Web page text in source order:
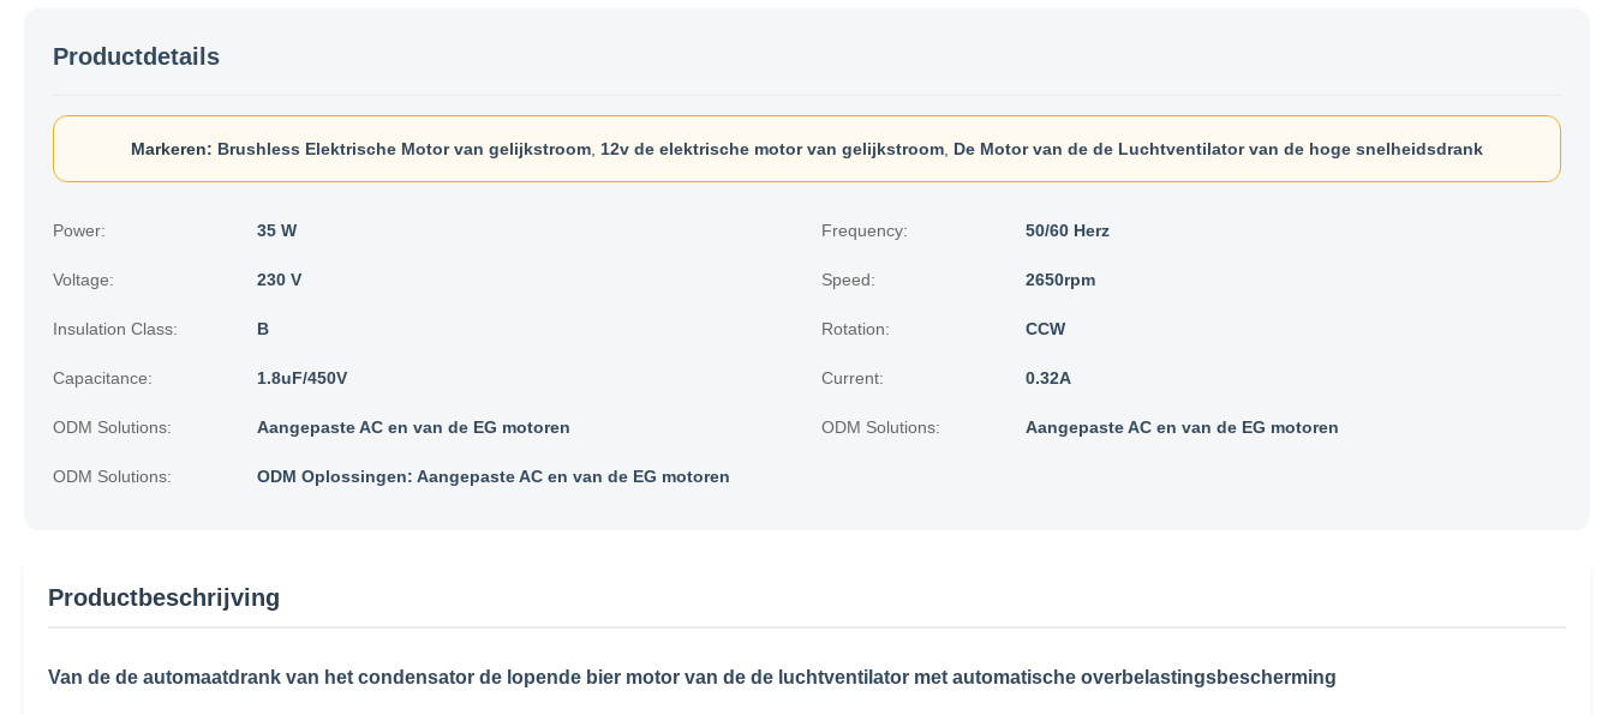
Productdetails
Markeren: Brushless Elektrische Motor van gelijkstroom 12v de elektrische motor van gelijkstroom De Motor van de de Luchtventilator van de hoge snelheidsdrank
Power: 35 W Frequency: 50/60 Herz
Voltage: 230 V Speed: 2650rpm
Insulation Class: B Rotation: CCW
Capacitance: 1.8uF/450V Current: 0.32A
ODM Solutions: Aangepaste AC en van de EG motoren ODM Solutions: Aangepaste AC en van de EG motoren
ODM Solutions: ODM Oplossingen: Aangepaste AC en van de EG motoren
Productbeschrijving
Van de de automaatdrank van het condensator de lopende bier motor van de de luchtventilator met automatische overbelastingsbescherming